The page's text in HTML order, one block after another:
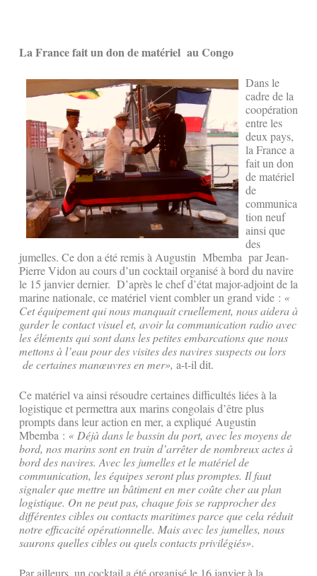
La France fait un don de matériel au Congo
Dans le
cadre de la
coopération
entre les
deux pays,
la France a
fait un don
de matériel
de
communica
tion neuf
ainsi que
des
jumelles. Ce don a été remis à Augustin Mbemba par Jean-
Pierre Vidon au cours d’un cocktail organisé à bord du navire
le 15 janvier dernier. D’après le chef d’état major-adjoint de la
marine nationale, ce matériel vient combler un grand vide : «
Cet équipement qui nous manquait cruellement, nous aidera à
garder le contact visuel et, avoir la communication radio avec
les éléments qui sont dans les petites embarcations que nous
mettons à l’eau pour des visites des navires suspects ou lors
de certaines manœuvres en mer», a-t-il dit.
Ce matériel va ainsi résoudre certaines difficultés liées à la
logistique et permettra aux marins congolais d’être plus
prompts dans leur action en mer, a expliqué Augustin
Mbemba : « Déjà dans le bassin du port, avec les moyens de
bord, nos marins sont en train d’arrêter de nombreux actes à
bord des navires. Avec les jumelles et le matériel de
communication, les équipes seront plus promptes. Il faut
signaler que mettre un bâtiment en mer coûte cher au plan
logistique. On ne peut pas, chaque fois se rapprocher des
différentes cibles ou contacts maritimes parce que cela réduit
notre efficacité opérationnelle. Mais avec les jumelles, nous
saurons quelles cibles ou quels contacts privilégiés».
Par ailleurs, un cocktail a été organisé le 16 janvier à la